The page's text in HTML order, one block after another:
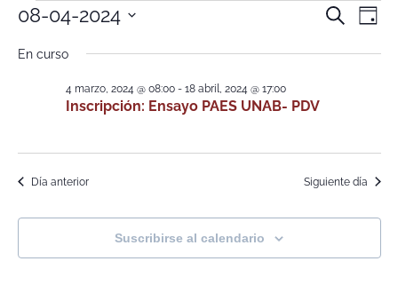
de
vistas
de
Buscar
de
Día
08-04-2024
la
fecha.
En curso
Inscripción: Ensayo PAES UNAB- PDV
4 marzo, 2024 @ 08:00- 18 abril, 2024 @ 17:00
Día anterior Siguiente día
Suscribirse al calendario